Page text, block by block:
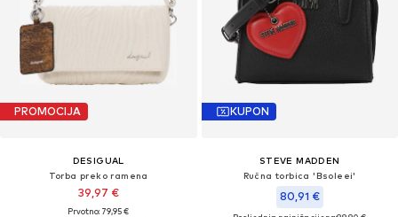
PROMOCIJA
DESIGUAL
Torba preko ramena
39,97 €
Prvotno: 79,95 €
KUPON
STEVE MADDEN
Ručna torbica 'Bsoleei'
80,91 €